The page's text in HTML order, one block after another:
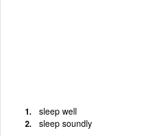
sleep well
sleep soundly